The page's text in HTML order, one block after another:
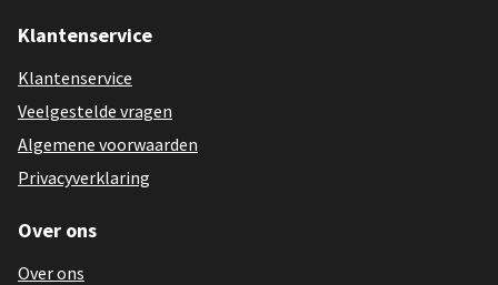
Klantenservice
Klantenservice
Veelgestelde vragen
Algemene voorwaarden
Privacyverklaring
Over ons
Over ons